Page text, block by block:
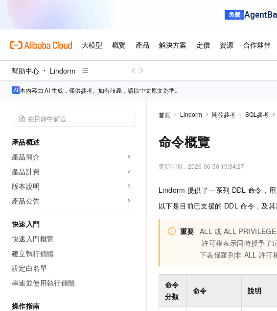
幫助中心 Lindorm
本內容由 AI 生成，僅供參考。如有歧義，請以中文原文為準。
產品概述
產品簡介
產品計費
版本說明
產品公告
快速入門
快速入門概覽
建立執行個體
設定白名單
串連並使用執行個體
操作指南
首頁 Lindorm 開發參考 SQL參考
命令概覽
更新時間： 2026-06-30 19:34:27
Lindorm 提供了一系列 DDL 命令，
以下是目前已支援的 DDL 命令，及
重要 ALL 或 ALL PRIVILEGE
許可權表示同時授予了
下表僅羅列非 ALL 許可
命令
分類
命令 說明